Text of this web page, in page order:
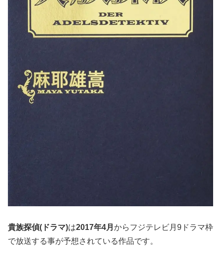
貴族探偵(ドラマ)は2017年4月 からフジテレビ月9ドラマ枠
で放送する事が予想されている作品です。